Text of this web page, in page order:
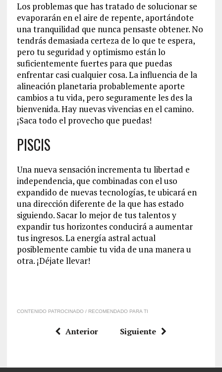
Los problemas que has tratado de solucionar se
evaporarán en el aire de repente, aportándote
una tranquilidad que nunca pensaste obtener. No
tendrás demasiada certeza de lo que te espera,
pero tu seguridad y optimismo están lo
suficientemente fuertes para que puedas
enfrentar casi cualquier cosa. La influencia de la
alineación planetaria probablemente aporte
cambios a tu vida, pero seguramente les des la
bienvenida. Hay nuevas vivencias en el camino.
¡Saca todo el provecho que puedas!
PISCIS
Una nueva sensación incrementa tu libertad e
independencia, que combinadas con el uso
expandido de nuevas tecnologías, te ubicará en
una dirección diferente de la que has estado
siguiendo. Sacar lo mejor de tus talentos y
expandir tus horizontes conducirá a aumentar
tus ingresos. La energía astral actual
posiblemente cambie tu vida de una manera u
otra. ¡Déjate llevar!
CONTENIDO PATROCINADO / RECOMENDADO PARA TI
Anterior Siguiente